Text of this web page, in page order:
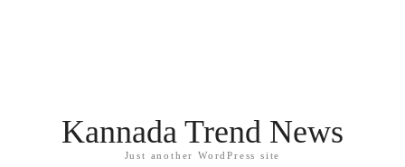
Kannada Trend News
Just another WordPress site